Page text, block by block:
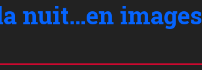
nuit…en images